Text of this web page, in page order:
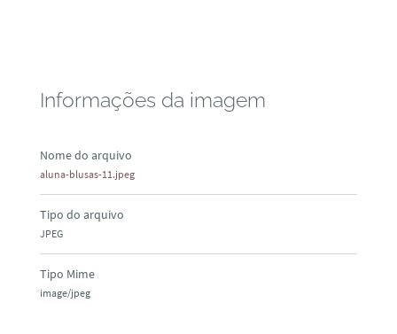
Informações da imagem
Nome do arquivo
aluna-blusas-11.jpeg
Tipo do arquivo
JPEG
Tipo Mime
image/jpeg